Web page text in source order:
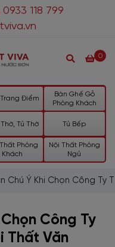
0933 118 799
0
Trang Điểm
Bàn Ghế Gỗ
Phòng Khách
Tủ Thờ Tủ Bếp
Phòng
Khách
Nội Thất Phòng
Ngủ
Chú Ý Khi Chọn Công Ty
Công Ty
Thất Văn